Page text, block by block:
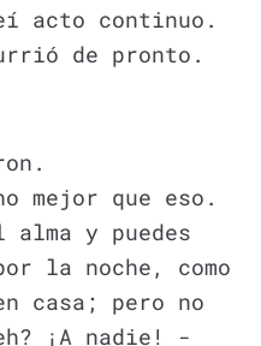
acto continuo.
de pronto.
mejor que eso.
alma y puedes
la noche, como
casa; pero no
¡A nadie! -